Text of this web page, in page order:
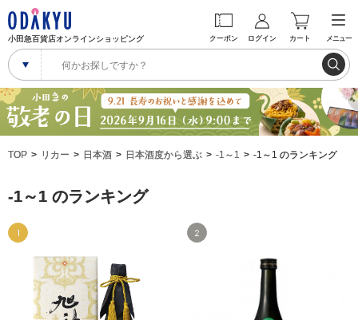
小田急百貨店オンラインショッピング クーポン ログイン カート メニュー
TOP リカー 日本酒 日本酒度から選ぶ -1～1 -1～1 のランキング
-1～1 のランキング
1 2